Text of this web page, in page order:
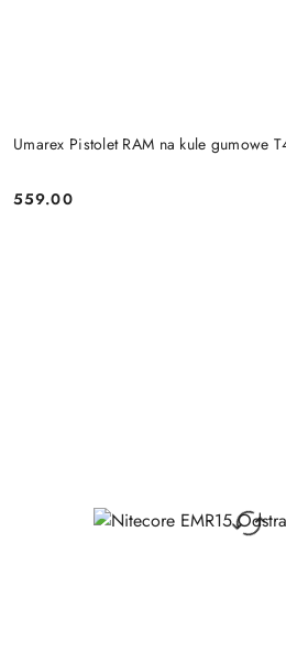
Umarex Pistolet RAM na kule gumowe
Cena:
559.00